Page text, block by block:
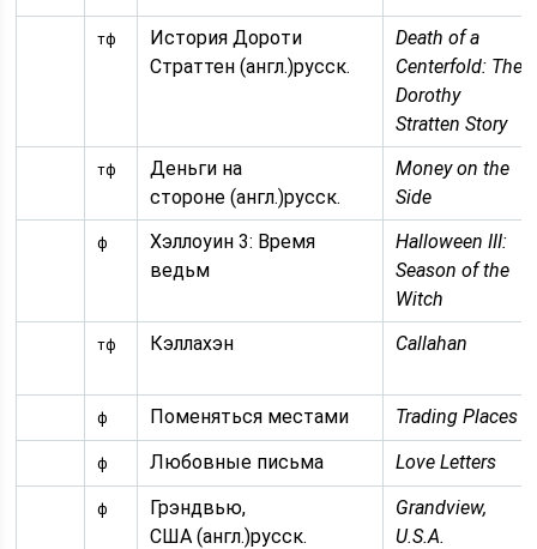
тф
История Дороти
Страттен (англ.)русск.
Death of a
Centerfold: The
Dorothy
Stratten Story
тф
Деньги на
стороне (англ.)русск.
Money on the
Side
ф
Хэллоуин 3: Время
ведьм
Halloween III:
Season of the
Witch
тф Кэллахэн Callahan
ф Поменяться местами Trading Places
ф Любовные письма Love Letters
ф
Грэндвью,
США (англ.)русск.
Grandview,
U.S.A.